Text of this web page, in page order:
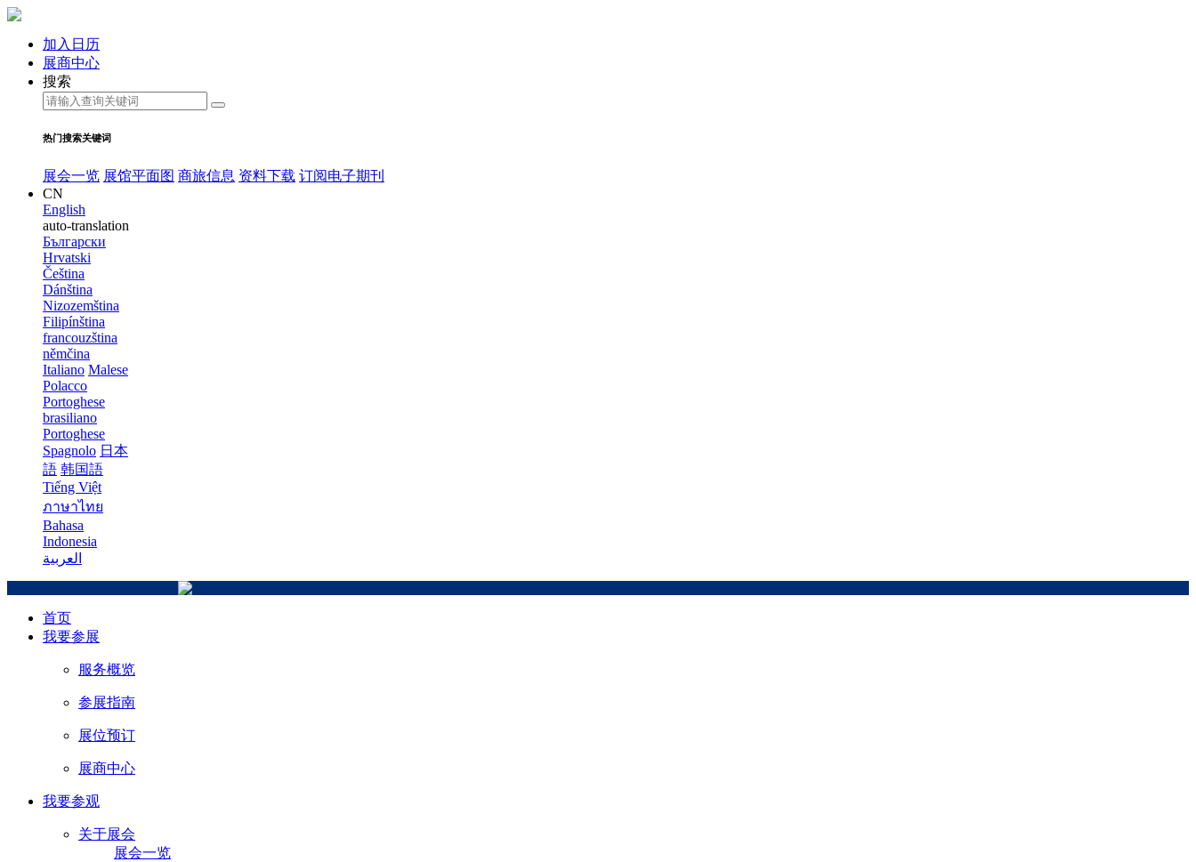
加入日历
展商中心
搜索
热门搜索关键词
展会一览 展馆平面图 商旅信息 资料下载 订阅电子期刊
CN
English
auto-translation
Български
Hrvatski
Čeština
Dánština
Nizozemština
Filipínština
francouzština
němčina
Italiano Malese
Polacco
Portoghese
brasiliano
Portoghese
Spagnolo 日本
語 韩国語
Tiếng Việt
ภาษาไทย
Bahasa
Indonesia
العربية
首页
我要参展
服务概览
参展指南
展位预订
展商中心
我要参观
关于展会
展会一览